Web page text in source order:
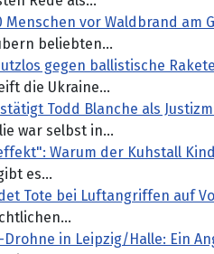
Menschen vor Waldbrand am
beliebten...
gegen ballistische
die Ukraine...
Todd Blanche als
war selbst in...
Warum der Kuhstall
es...
Tote bei Luftangriffen auf
in Leipzig/Halle: Ein